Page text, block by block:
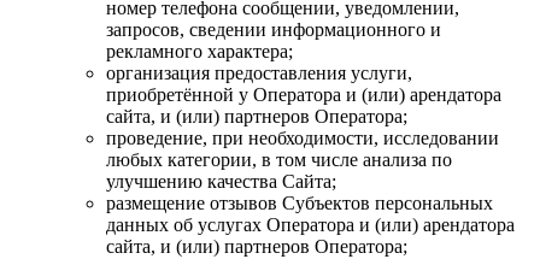
номер телефона сообщении, уведомлении,
запросов, сведении информационного и
рекламного характера;
организация предоставления услуги,
приобретённой у Оператора и (или) арендатора
сайта, и (или) партнеров Оператора;
проведение, при необходимости, исследовании
любых категории, в том числе анализа по
улучшению качества Сайта;
размещение отзывов Субъектов персональных
данных об услугах Оператора и (или) арендатора
сайта, и (или) партнеров Оператора;